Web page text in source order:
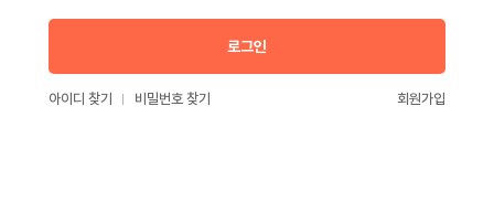
로그인
아이디 찾기 비밀번호 찾기 회원가입